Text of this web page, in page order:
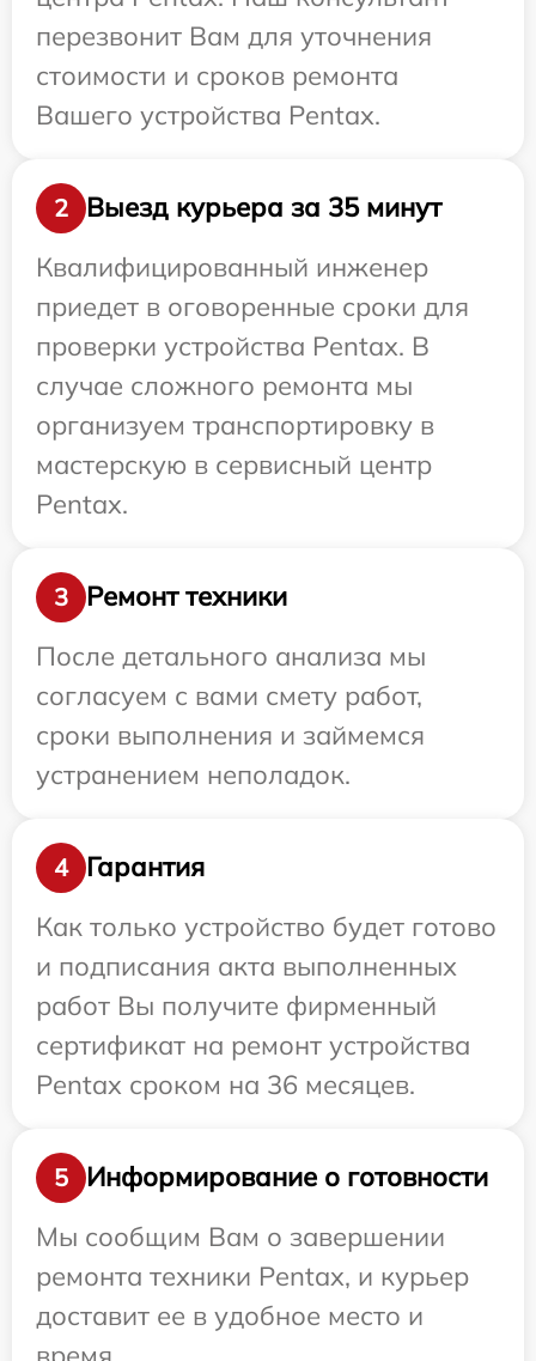
перезвонит Вам для уточнения
стоимости и сроков ремонта
Вашего устройства Pentax.
2
Выезд курьера за 35 минут
Квалифицированный инженер
приедет в оговоренные сроки для
проверки устройства Pentax. В
случае сложного ремонта мы
организуем транспортировку в
мастерскую в сервисный центр
Pentax.
3
Ремонт техники
После детального анализа мы
согласуем с вами смету работ,
сроки выполнения и займемся
устранением неполадок.
4
Гарантия
Как только устройство будет готово
и подписания акта выполненных
работ Вы получите фирменный
сертификат на ремонт устройства
Pentax сроком на 36 месяцев.
5
Информирование о готовности
Мы сообщим Вам о завершении
ремонта техники Pentax, и курьер
доставит ее в удобное место и